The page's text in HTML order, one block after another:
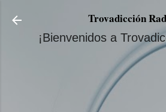
Ir al contenido
Trovadicción
¡Bienvenidos a